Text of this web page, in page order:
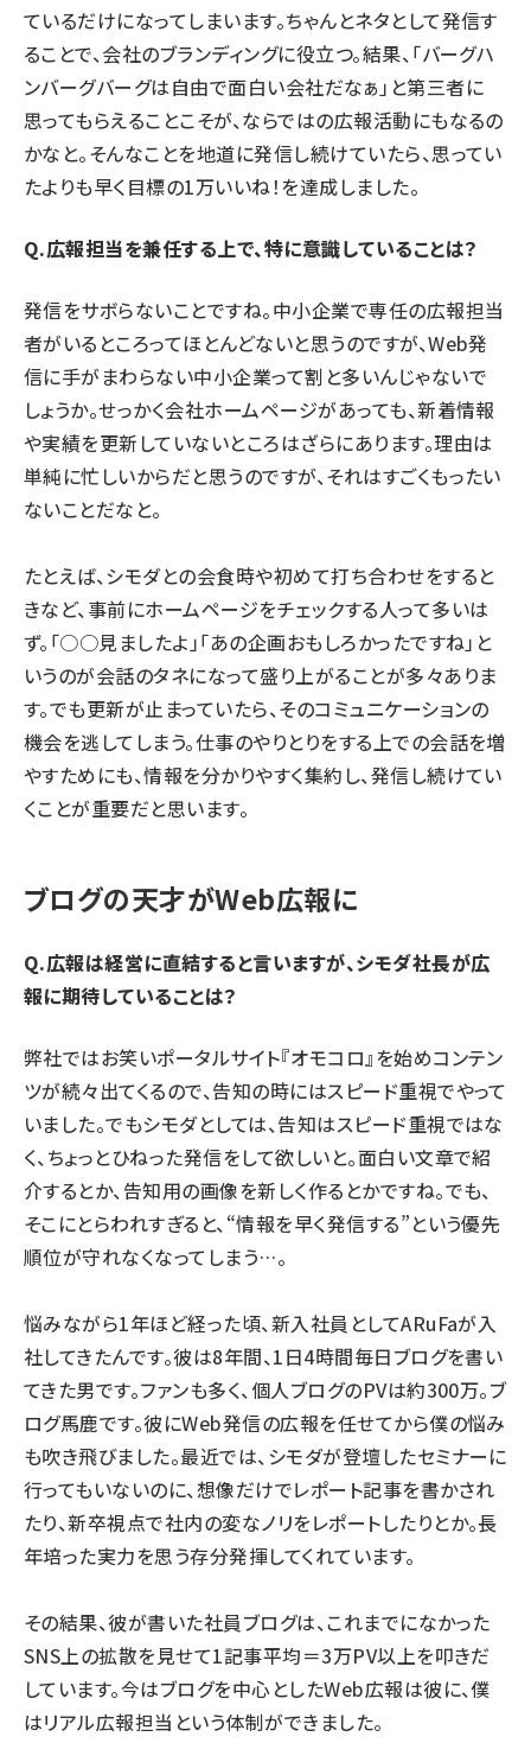
ているだけになってしまいます。ちゃんとネタとして発信す
ることで、会社のブランディングに役立つ。結果、「バーグハ
ンバーグバーグは自由で面白い会社だなぁ」と第三者に
思ってもらえることこそが、ならではの広報活動にもなるの
かなと。そんなことを地道に発信し続けていたら、思ってい
たよりも早く目標の1万いいね！を達成しました。
Q.広報担当を兼任する上で、特に意識していることは？
発信をサボらないことですね。中小企業で専任の広報担当
者がいるところってほとんどないと思うのですが、Web発
信に手がまわらない中小企業って割と多いんじゃないで
しょうか。せっかく会社ホームページがあっても、新着情報
や実績を更新していないところはざらにあります。理由は
単純に忙しいからだと思うのですが、それはすごくもったい
ないことだなと。
たとえば、シモダとの会食時や初めて打ち合わせをすると
きなど、事前にホームページをチェックする人って多いは
ず。「○○見ましたよ」「あの企画おもしろかったですね」と
いうのが会話のタネになって盛り上がることが多々ありま
す。でも更新が止まっていたら、そのコミュニケーションの
機会を逃してしまう。仕事のやりとりをする上での会話を増
やすためにも、情報を分かりやすく集約し、発信し続けてい
くことが重要だと思います。
ブログの天才がWeb広報に
Q.広報は経営に直結すると言いますが、シモダ社長が広
報に期待していることは？
弊社ではお笑いポータルサイト『オモコロ』を始めコンテン
ツが続々出てくるので、告知の時にはスピード重視でやって
いました。でもシモダとしては、告知はスピード重視ではな
く、ちょっとひねった発信をして欲しいと。面白い文章で紹
介するとか、告知用の画像を新しく作るとかですね。でも、
そこにとらわれすぎると、“情報を早く発信する”という優先
順位が守れなくなってしまう…。
悩みながら1年ほど経った頃、新入社員としてARuFaが入
社してきたんです。彼は8年間、1日4時間毎日ブログを書い
てきた男です。ファンも多く、個人ブログのPVは約300万。ブ
ログ馬鹿です。彼にWeb発信の広報を任せてから僕の悩み
も吹き飛びました。最近では、シモダが登壇したセミナーに
行ってもいないのに、想像だけでレポート記事を書かされ
たり、新卒視点で社内の変なノリをレポートしたりとか。長
年培った実力を思う存分発揮してくれています。
その結果、彼が書いた社員ブログは、これまでになかった
SNS上の拡散を見せて1記事平均＝3万PV以上を叩きだ
しています。今はブログを中心としたWeb広報は彼に、僕
はリアル広報担当という体制ができました。